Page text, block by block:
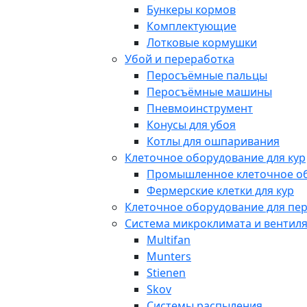
Бункеры кормов
Комплектующие
Лотковые кормушки
Убой и переработка
Перосъёмные пальцы
Перосъёмные машины
Пневмоинструмент
Конусы для убоя
Котлы для ошпаривания
Клеточное оборудование для кур
Промышленное клеточное
Фермерские клетки для кур
Клеточное оборудование для
Система микроклимата и
Multifan
Munters
Stienen
Skov